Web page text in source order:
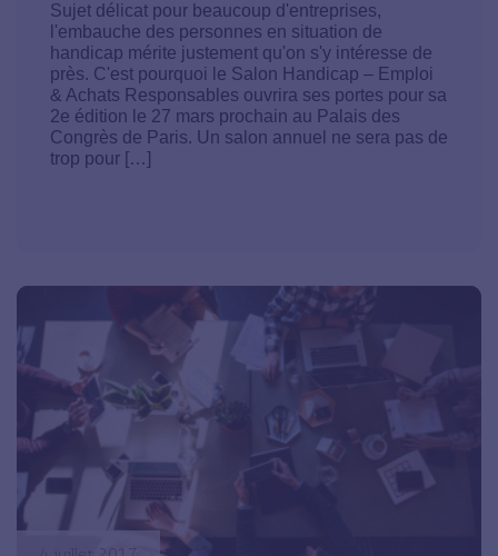
Sujet délicat pour beaucoup d'entreprises,
l'embauche des personnes en situation de
handicap mérite justement qu'on s'y intéresse de
près. C'est pourquoi le Salon Handicap – Emploi
& Achats Responsables ouvrira ses portes pour sa
2e édition le 27 mars prochain au Palais des
Congrès de Paris. Un salon annuel ne sera pas de
trop pour […]